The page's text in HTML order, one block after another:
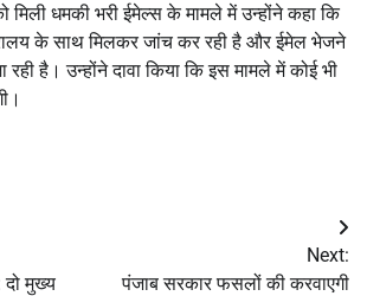
धमकी भरी ईमेल्स के मामले में उन्होंने कहा कि
के साथ मिलकर जांच कर रही है और ईमेल भेजने
रही है। उन्होंने दावा किया कि इस मामले में कोई भी
मुख्य
Next:
पंजाब सरकार फसलों की करवाएगी